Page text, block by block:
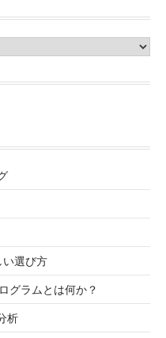
い選び方
グラムとは何か？
析